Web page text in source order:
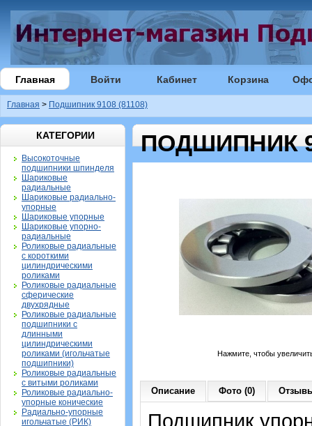
Главная Войти Кабинет Корзина
Главная > Подшипник 9108 (81108)
КАТЕГОРИИ
Высокоточные
подшипники шпинделя
Шариковые
радиальные
Шариковые радиально-
упорные
Шариковые упорные
Шариковые упорно-
радиальные
Роликовые радиальные
с короткими
цилиндрическими
роликами
Роликовые радиальные
сферические
двухрядные
Роликовые радиальные
подшипники с
длинными
цилиндрическими
роликами (игольчатые
подшипники)
Роликовые радиальные
с витыми роликами
Роликовые радиально-
упорные конические
Радиально-упорные
игольчатые (РИК)
ПОДШИПНИК
Нажмите, чтобы
Описание Фото (0)
Подшипник